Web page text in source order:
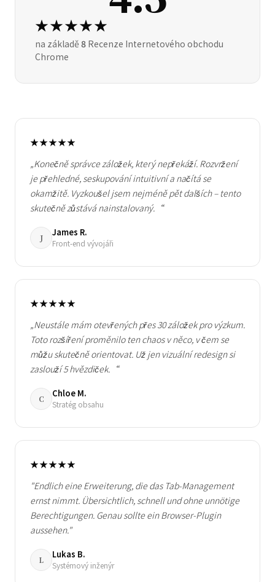
★★★★★
na základě 8 Recenze Internetového obchodu
Chrome
★★★★★
„Konečně správce záložek, který nepřekáží. Rozvržení
je přehledné, seskupování intuitivní a načítá se
okamžitě. Vyzkoušel jsem nejméně pět dalších – tento
skutečně zůstává nainstalovaný.“
J James R.
Front-end vývojáři
★★★★★
„Neustále mám otevřených přes 30 záložek pro výzkum.
Toto rozšíření proměnilo ten chaos v něco, v čem se
můžu skutečně orientovat. Už jen vizuální redesign si
zaslouží 5 hvězdiček.“
C Chloe M.
Stratég obsahu
★★★★★
"Endlich eine Erweiterung, die das Tab-Management
ernst nimmt. Übersichtlich, schnell und ohne unnötige
Berechtigungen. Genau sollte ein Browser-Plugin
aussehen."
L Lukas B.
Systémový inženýr